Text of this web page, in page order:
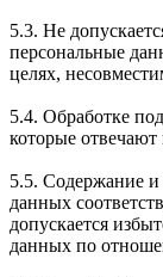
5.3. Не
персональные
целях,
5.4. Обработке
которые
5.5. Содержание
данных
допускается
данных по